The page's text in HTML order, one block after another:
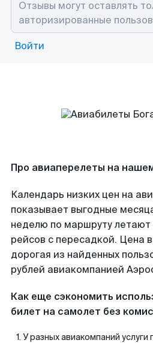
Войти
Про авиаперелеты на
Календарь низких цен на
показывает выгодные
неделю по маршруту летают
рейсов с пересадкой. Цена
дорогая из найденных
рублей авиакомпанией
Как еще сэкономить
билет на самолет без
У разных авиакомпаний услуги